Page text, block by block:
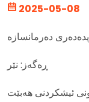
2025-05-08
ڕەگەز: نێر